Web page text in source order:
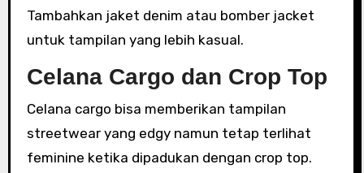
Tambahkan jaket denim atau bomber jacket
untuk tampilan yang lebih kasual.
Celana Cargo dan Crop Top
Celana cargo bisa memberikan tampilan
streetwear yang edgy namun tetap terlihat
feminine ketika dipadukan dengan crop top.